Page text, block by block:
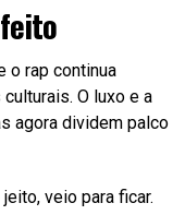
o rap continua
O luxo e a
agora dividem palco
veio para ficar.